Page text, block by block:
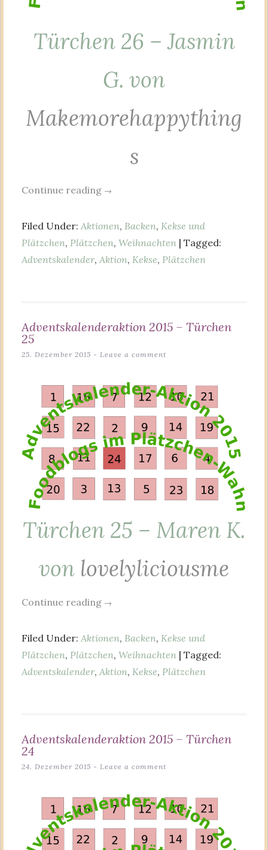
Türchen 26 – Jasmin
G. von
Makemorehappything
s
Continue reading →
Filed Under: Aktionen, Backen, Kekse und
Plätzchen, Plätzchen, Weihnachten | Tagged:
Adventskalender, Aktion, Kekse, Plätzchen
Adventskalenderaktion 2015 – Türchen
25
25. Dezember 2015 Leave a comment
Türchen 25 – Maren K.
von lovelyliciousme
Continue reading →
Filed Under: Aktionen, Backen, Kekse und
Plätzchen, Plätzchen, Weihnachten | Tagged:
Adventskalender, Aktion, Kekse, Plätzchen
Adventskalenderaktion 2015 – Türchen
24
24. Dezember 2015 Leave a comment